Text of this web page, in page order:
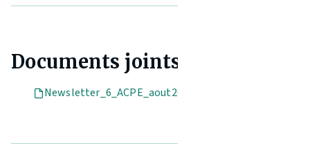
Documents joints
Newsletter_6_ACPE_aout2024.pdf